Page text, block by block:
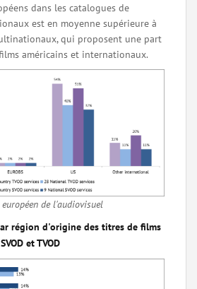
dans les catalogues de
est en moyenne supérieure à
qui proposent une part
américains et internationaux.
de l'audiovisuel
région d'origine des titres de films
et TVOD